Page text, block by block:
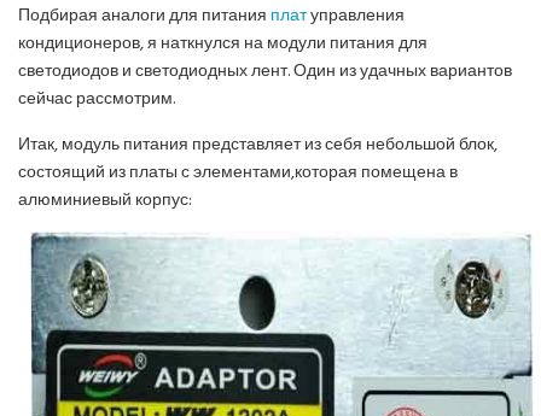
Подбирая аналоги для питания платуправления
кондиционеров, я наткнулся на модули питания для
светодиодов и светодиодных лент. Один из удачных вариантов
сейчас рассмотрим.
Итак, модуль питания представляет из себя небольшой блок,
состоящий из платы с элементами,которая помещена в
алюминиевый корпус: